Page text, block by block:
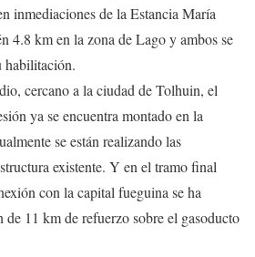
inmediaciones de la Estancia María
4.8 km en la zona de Lago y ambos se
habilitación.
cercano a la ciudad de Tolhuin, el
ya se encuentra montado en la
se están realizando las
existente. Y en el tramo final
con la capital fueguina se ha
11 km de refuerzo sobre el gasoducto